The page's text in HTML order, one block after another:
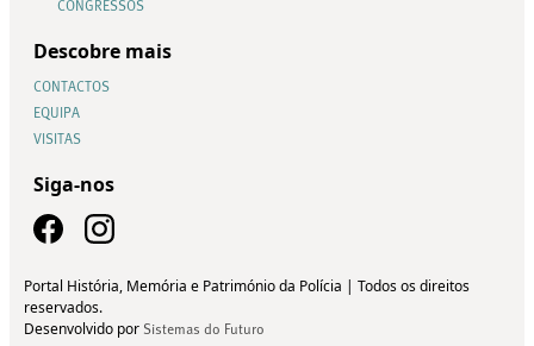
CONGRESSOS
Descobre mais
CONTACTOS
EQUIPA
VISITAS
Siga-nos
Portal História, Memória e Património da Polícia | Todos os direitos
reservados.
Desenvolvido por Sistemas do Futuro